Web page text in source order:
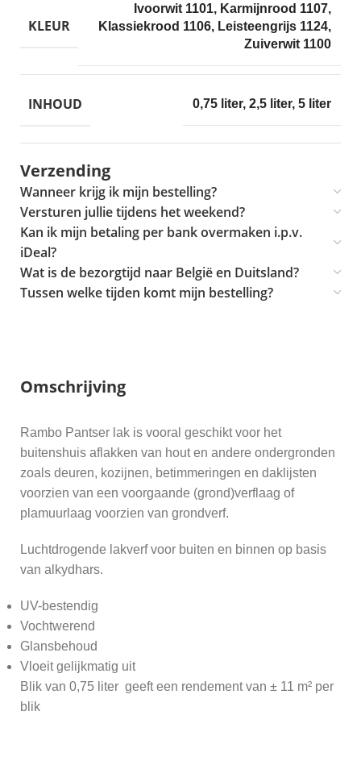
Omschrijving
Rambo Pantser lak is vooral geschikt voor het
buitenshuis aflakken van hout en andere ondergronden
zoals deuren, kozijnen, betimmeringen en daklijsten
voorzien van een voorgaande (grond)verflaag of
plamuurlaag voorzien van grondverf.
Luchtdrogende lakverf voor buiten en binnen op basis
van alkydhars.
UV-bestendig
Vochtwerend
Glansbehoud
Vloeit gelijkmatig uit
Blik van 0,75 liter geeft een rendement van ± 11 m² per
blik
KLEUR
Ivoorwit 1101, Karmijnrood 1107,
Klassiekrood 1106, Leisteengrijs 1124,
Zuiverwit 1100
INHOUD 0,75 liter, 2,5 liter, 5 liter
Verzending
Wanneer krijg ik mijn bestelling?
Versturen jullie tijdens het weekend?
Kan ik mijn betaling per bank overmaken i.p.v.
iDeal?
Wat is de bezorgtijd naar België en Duitsland?
Tussen welke tijden komt mijn bestelling?